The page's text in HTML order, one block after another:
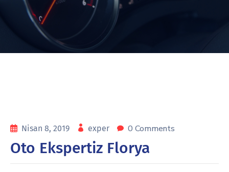
Nisan 8, 2019 exper 0 Comments
Oto Ekspertiz Florya